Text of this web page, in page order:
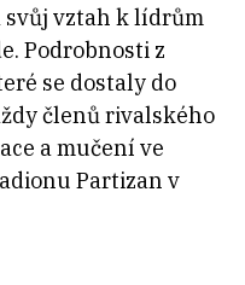
svůj vztah k lídrům
Podrobnosti z
se dostaly do
členů rivalského
a mučení ve
Partizan v